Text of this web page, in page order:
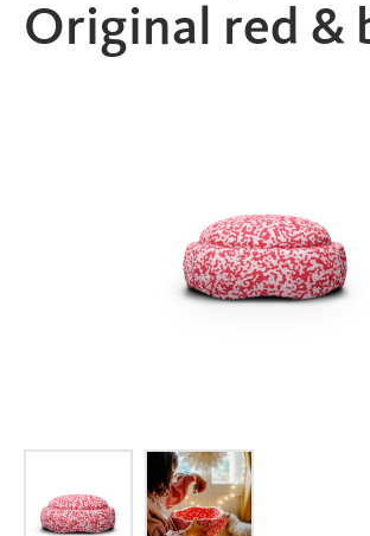
Original red &